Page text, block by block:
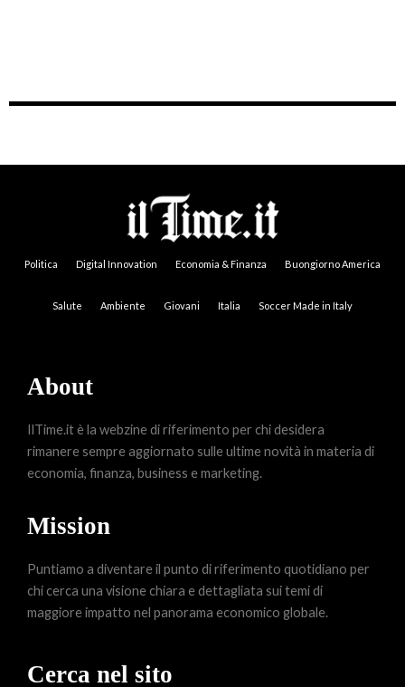
Politica Digital Innovation Economia & Finanza Buongiorno America
Salute Ambiente Giovani Italia Soccer Made in Italy
About
IlTime.it è la webzine di riferimento per chi desidera
rimanere sempre aggiornato sulle ultime novità in materia di
economia, finanza, business e marketing.
Mission
Puntiamo a diventare il punto di riferimento quotidiano per
chi cerca una visione chiara e dettagliata sui temi di
maggiore impatto nel panorama economico globale.
Cerca nel sito